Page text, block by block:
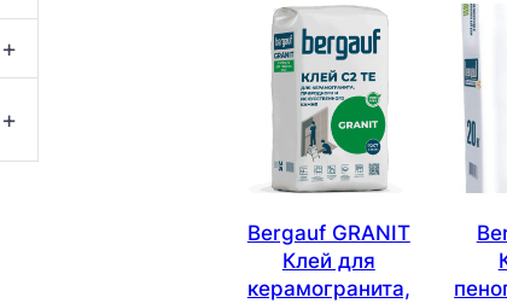
+
+
Bergauf GRANIT
Клей для
керамогранита,